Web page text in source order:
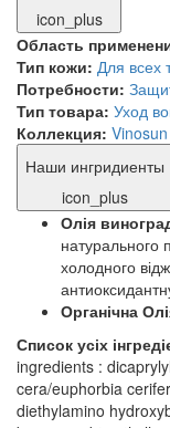
icon_plus
Область
Тип кожи: Для всех
Потребности:
Тип товара: Уход
Коллекция:
Наши ингридиенты
icon_plus
Олія
холодного
Органічна
Список усіх
ingredients :
cera/euphorbia
diethylamino